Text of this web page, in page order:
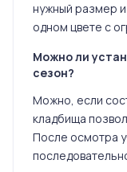
нужный размер
одном цвете с
Можно ли
сезон?
Можно, если
кладбища
После осмотра